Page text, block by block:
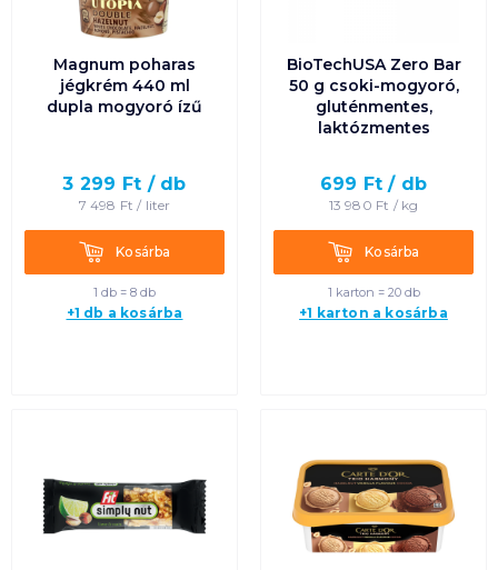
Magnum poharas
jégkrém 440 ml
dupla mogyoró ízű
3 299 Ft / db
7 498 Ft / liter
KosárbaKosárba
1 db = 8 db
+1 db a kosárba
BioTechUSA Zero Bar
50 g csoki-mogyoró,
gluténmentes,
laktózmentes
699 Ft / db
13 980 Ft / kg
KosárbaKosárba
1 karton = 20 db
+1 karton a kosárba